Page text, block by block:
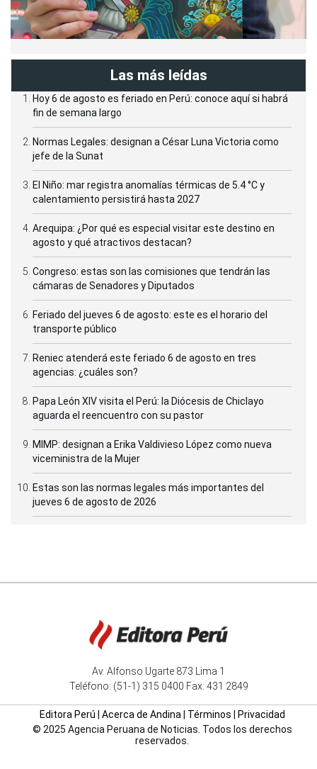
Las más leídas
Hoy 6 de agosto es feriado en Perú: conoce aquí si habrá
fin de semana largo
Normas Legales: designan a César Luna Victoria como
jefe de la Sunat
El Niño: mar registra anomalías térmicas de 5.4 °C y
calentamiento persistirá hasta 2027
Arequipa: ¿Por qué es especial visitar este destino en
agosto y qué atractivos destacan?
Congreso: estas son las comisiones que tendrán las
cámaras de Senadores y Diputados
Feriado del jueves 6 de agosto: este es el horario del
transporte público
Reniec atenderá este feriado 6 de agosto en tres
agencias: ¿cuáles son?
Papa León XIV visita el Perú: la Diócesis de Chiclayo
aguarda el reencuentro con su pastor
MIMP: designan a Erika Valdivieso López como nueva
viceministra de la Mujer
Estas son las normas legales más importantes del
jueves 6 de agosto de 2026
Av. Alfonso Ugarte 873 Lima 1
Teléfono: (51-1) 315 0400 Fax: 431 2849
Editora Perú Acerca de Andina Términos
Privacidad
© 2025 Agencia Peruana de Noticias. Todos los derechos
reservados.